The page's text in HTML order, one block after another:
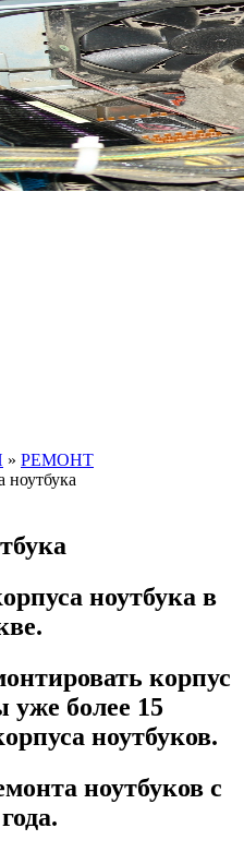
» РЕМОНТ
ноутбука
ноутбука в
корпус
уже более 15
ноутбуков.
ноутбуков с